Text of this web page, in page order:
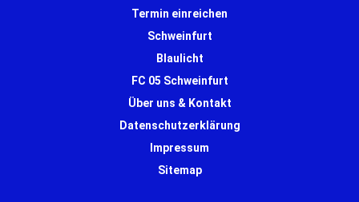
Termin einreichen
Schweinfurt
Blaulicht
FC 05 Schweinfurt
Über uns & Kontakt
Datenschutzerklärung
Impressum
Sitemap